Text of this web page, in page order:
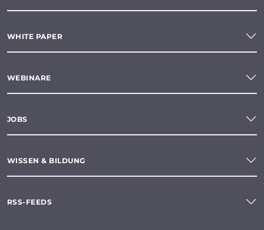
WHITE PAPER
WEBINARE
JOBS
WISSEN & BILDUNG
RSS-FEEDS